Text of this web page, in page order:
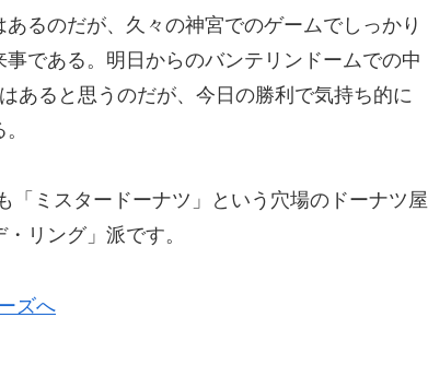
るのだが、久々の神宮でのゲームでしっかり
である。明日からのバンテリンドームでの中
あると思うのだが、今日の勝利で気持ち的に
ミスタードーナツ」という穴場のドーナツ屋
リング」派です。